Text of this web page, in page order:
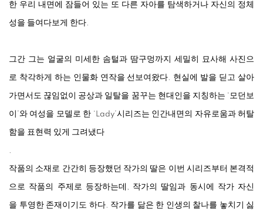
한 우리 내면에 잠들어 있는 또 다른 자아를 탐색하거나 자신의 정체
성을 들여다보게 한다.
그간 그는 얼굴의 미세한 솜털과 땀구멍까지 세밀히 묘사해 사진으
로 착각하게 하는 인물화 연작을 선보여왔다. 현실에 발을 딛고 살아
가면서도 끊임없이 공상과 일탈을 꿈꾸는 현대인을 지칭하는 ‘모던보
이 ’와 여성을 모델로 한 ‘Lady’시리즈는 인간내면의 자유로움과 허탈
함을 표현력 있게 그려냈다
.
작품의 소재로 간간히 등장했던 작가의 딸은 이번 시리즈부터 본격적
으로 작품의 주제로 등장하는데 , 작가의 딸임과 동시에 작가 자신
을 투영한 존재이기도 하다. 작가를 닮은 한 인생의 찰나를 놓치기 싫